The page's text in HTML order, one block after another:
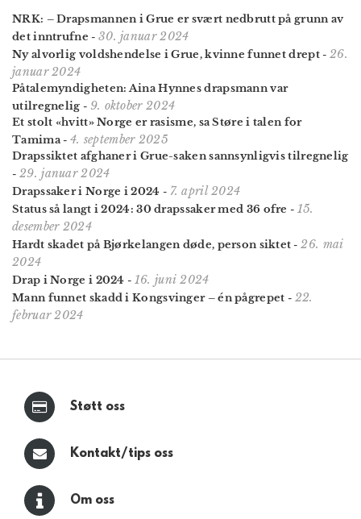
NRK: – Drapsmannen i Grue er svært nedbrutt på grunn av
det inntrufne - 30. januar 2024
Ny alvorlig voldshendelse i Grue, kvinne funnet drept- 26.
januar 2024
Påtale­myndig­het­en: Aina Hynnes draps­mann var
utilregnelig - 9. oktober 2024
Et stolt «hvitt» Norge er rasisme, sa Støre i talen for
Tamima- 4. september 2025
Drapssiktet afghaner i Grue-saken sannsynligvis tilregnelig
- 29. januar 2024
Drapssaker i Norge i 2024 - 7. april 2024
Status så langt i 2024: 30 drapssaker med 36 ofre - 15.
desember 2024
Hardt skadet på Bjørkelangen døde, person siktet -26. mai
2024
Drap i Norge i 2024 - 16. juni 2024
Mann funnet skadd i Kongsvinger – én pågrepet - 22.
februar 2024
Støtt oss
Kontakt/tips oss
Om oss